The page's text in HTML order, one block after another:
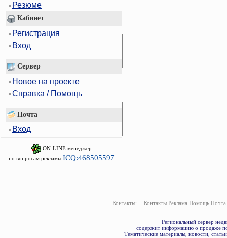
Резюме
Кабинет
Регистрация
Вход
Сервер
Новое на проекте
Справка / Помощь
Почта
Вход
ON-LINE менеджер
по вопросам рекламы ICQ:468505597
Контакты: Контакты Реклама Помощь Почта
Региональный сервер
содержит информацию о продаже
Тематические материалы, новости,